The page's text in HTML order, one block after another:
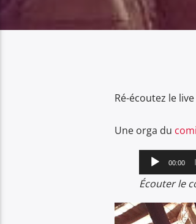
Ré-écoutez le
Une orga du
Lecteur
audio
00:00
Écouter le